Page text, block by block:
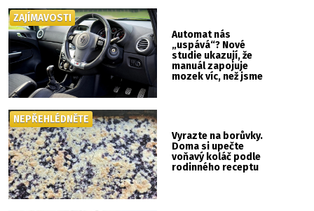
Automat nás
„uspává“? Nové
studie ukazují, že
manuál zapojuje
mozek víc, než jsme
ZAJÍMAVOSTI
Vyrazte na borůvky.
Doma si upečte
voňavý koláč podle
rodinného receptu
NEPŘEHLÉDNĚTE